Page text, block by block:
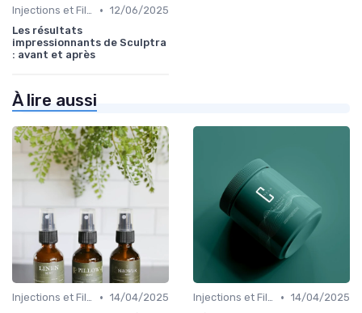
Injections et Fillers • 12/06/2025
Les résultats
impressionnants de Sculptra
: avant et après
À lire aussi
Injections et Fillers • 14/04/2025
Injections et Fillers • 14/04/2025